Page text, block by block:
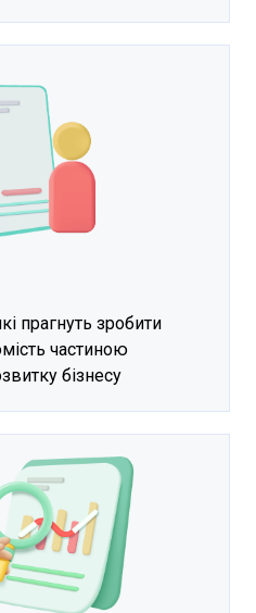
прагнуть зробити
частиною
бізнесу